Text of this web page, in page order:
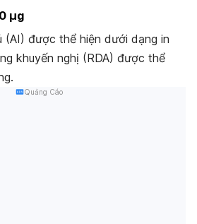
μg
(AI) được thể hiện dưới dạng in
khuyến nghị (RDA) được thể
Quảng Cáo